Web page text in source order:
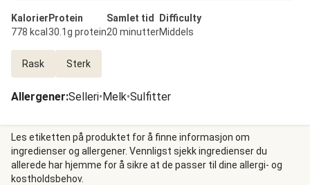
Kalorier
778 kcal
Protein
30.1g protein
Samlet tid
20 minutter
Difficulty
Middels
Rask Sterk
Allergener:Selleri•Melk•Sulfitter
Les etiketten på produktet for å finne informasjon om
ingredienser og allergener. Vennligst sjekk ingredienser du
allerede har hjemme for å sikre at de passer til dine allergi- og
kostholdsbehov.